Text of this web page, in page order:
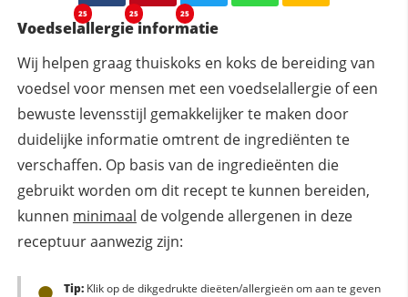
25 25 25
Voedselallergie informatie
Wij helpen graag thuiskoks en koks de bereiding van
voedsel voor mensen met een voedselallergie of een
bewuste levensstijl gemakkelijker te maken door
duidelijke informatie omtrent de ingrediënten te
verschaffen. Op basis van de ingredieënten die
gebruikt worden om dit recept te kunnen bereiden,
kunnen minimaal de volgende allergenen in deze
receptuur aanwezig zijn:
Tip:Klik op de dikgedrukte dieëten/allergieën om aan te geven